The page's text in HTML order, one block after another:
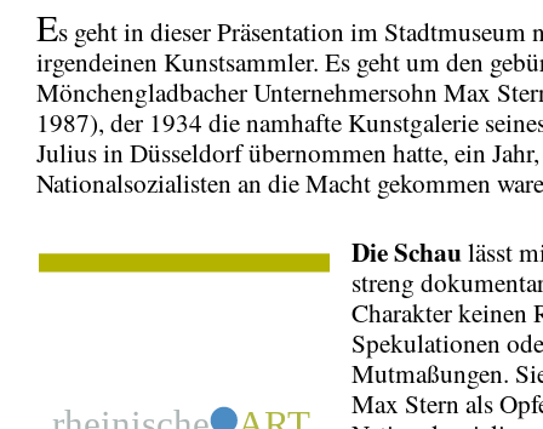
Es geht in dieser Präsentation im Stadtmuseum
irgendeinen Kunstsammler. Es geht um den
Mönchengladbacher Unternehmersohn Max
1987), der 1934 die namhafte Kunstgalerie
Julius in Düsseldorf übernommen hatte, ein
Nationalsozialisten an die Macht gekommen
Die Schaulässt
streng
Charakter keinen
Spekulationen
Mutmaßungen.
Max Stern als